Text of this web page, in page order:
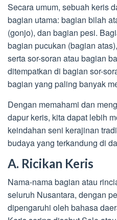
Secara umum, sebuah keris
bagian utama: bagian bilah
(gonjo), dan bagian pesi.
bagian pucukan (bagian
serta sor-soran atau bagian
ditempatkan di bagian sor-
bagian yang paling banyak
Dengan memahami dan
dapur keris, kita dapat lebih
keindahan seni kerajinan
budaya yang terkandung di
A. Ricikan Keris
Nama-nama bagian atau
seluruh Nusantara, dengan
dipengaruhi oleh bahasa